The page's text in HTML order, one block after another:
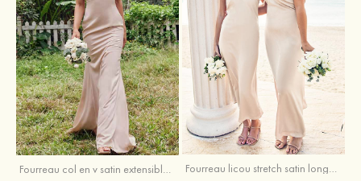
Fourreau col en v satin extensible ras du sol robe de demoiselle d'honneur Fourreau licou stretch satin longueur cheville robe de demoiselle d'honneur